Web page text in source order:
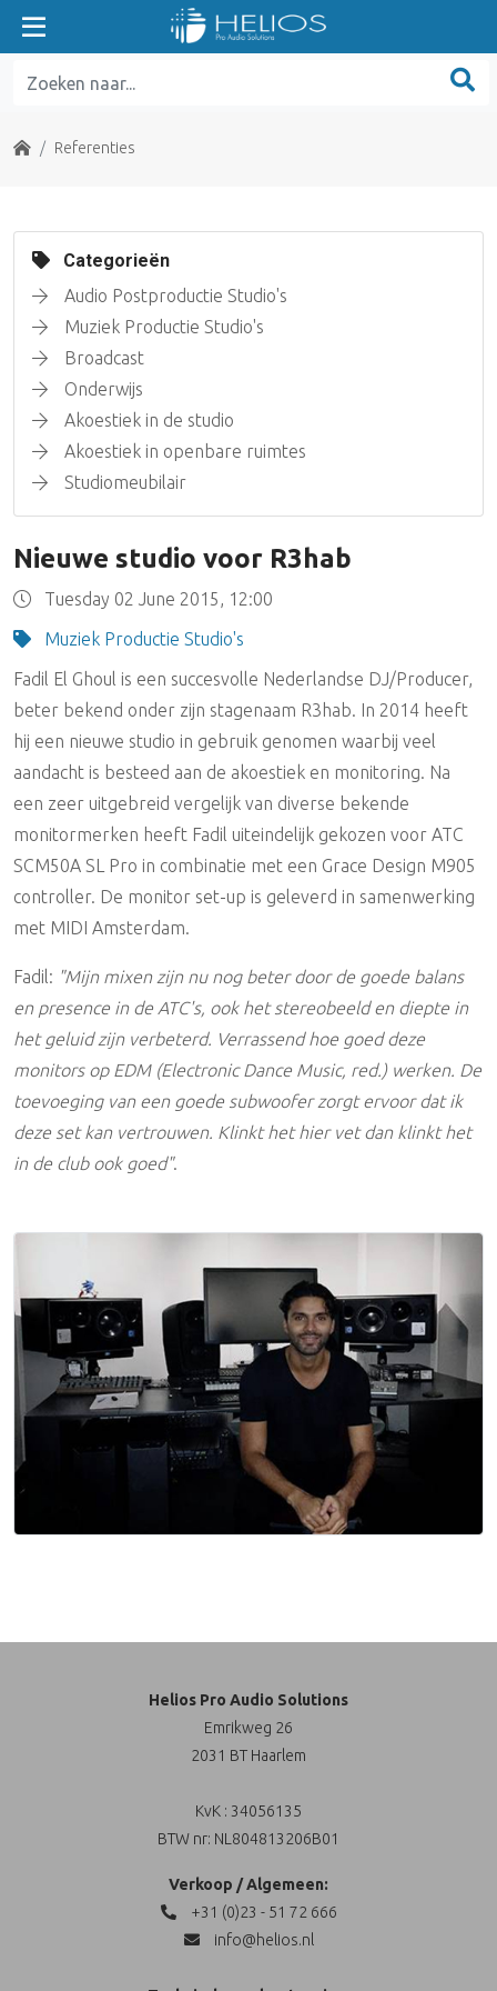
Home Referenties
Nieuwe studio voor R3hab
Tuesday 02 June 2015, 12:00
Muziek Productie Studio's
Fadil El Ghoul is een succesvolle Nederlandse DJ/Producer,
beter bekend onder zijn stagenaam R3hab. In 2014 heeft
hij een nieuwe studio in gebruik genomen waarbij veel
aandacht is besteed aan de akoestiek en monitoring. Na
een zeer uitgebreid vergelijk van diverse bekende
monitormerken heeft Fadil uiteindelijk gekozen voor ATC
SCM50A SL Pro in combinatie met een Grace Design M905
controller. De monitor set-up is geleverd in samenwerking
met MIDI Amsterdam.
Fadil: "Mijn mixen zijn nu nog beter door de goede balans
en presence in de ATC's, ook het stereobeeld en diepte in
het geluid zijn verbeterd. Verrassend hoe goed deze
monitors op EDM (Electronic Dance Music, red.) werken. De
toevoeging van een goede subwoofer zorgt ervoor dat ik
deze set kan vertrouwen. Klinkt het hier vet dan klinkt het
in de club ook goed".
Categorieën
Audio Postproductie Studio's
Muziek Productie Studio's
Broadcast
Onderwijs
Akoestiek in de studio
Akoestiek in openbare ruimtes
Studiomeubilair
Helios Pro Audio Solutions
Emrikweg 26
2031 BT Haarlem
KvK : 34056135
BTW nr: NL804813206B01
Verkoop / Algemeen:
+31 (0)23 - 51 72 666
info@helios.nl